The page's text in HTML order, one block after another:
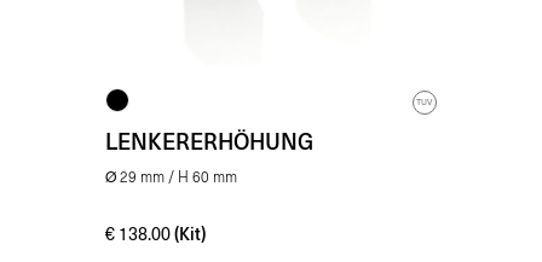
TUV
LENKERERHÖHUNG
Ø 29 mm / H 60 mm
€ 138.00 (Kit)